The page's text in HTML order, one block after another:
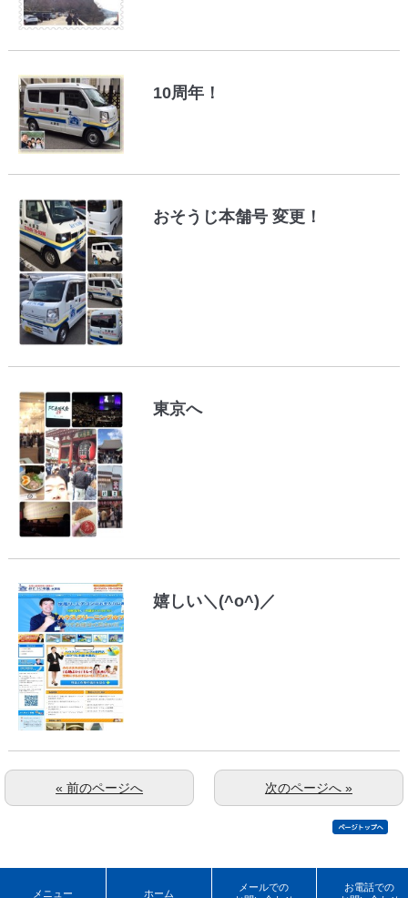
10周年！
おそうじ本舗号 変更！
東京へ
嬉しい＼(^o^)／
次のページへ »
« 前のページへ
メニュー ホーム
メールでの
お電話での